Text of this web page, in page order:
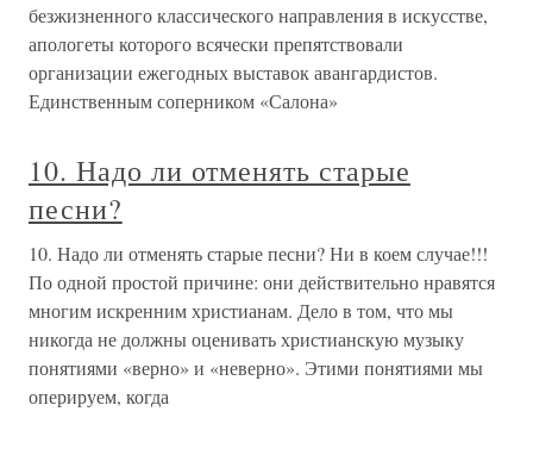
безжизненного классического направления в искусстве,
апологеты которого всячески препятствовали
организации ежегодных выставок авангардистов.
Единственным соперником «Салона»
10. Надо ли отменять старые
песни?
10. Надо ли отменять старые песни? Ни в коем случае!!!
По одной простой причине: они действительно нравятся
многим искренним христианам. Дело в том, что мы
никогда не должны оценивать христианскую музыку
понятиями «верно» и «неверно». Этими понятиями мы
оперируем, когда